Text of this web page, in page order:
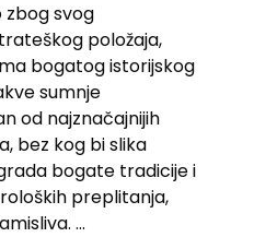
zbog svog
položaja,
bogatog istorijskog
sumnje
od najznačajnijih
bez kog bi slika
bogate tradicije i
preplitanja,